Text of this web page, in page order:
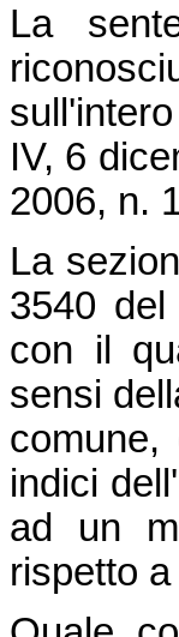
La
IV, 6
2006, n.
La
3540
con il
sensi
indici
ad un
rispetto